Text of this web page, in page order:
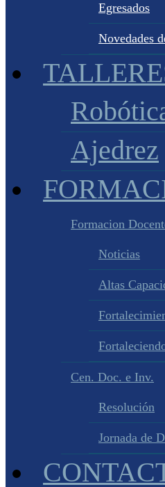
Egresados
Novedades
Ajedrez
Formacion
Noticias
Altas
Cen. Doc. e Inv.
Resolución
Jornada de